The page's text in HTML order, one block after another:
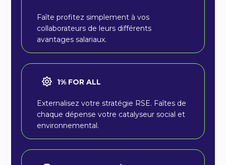
Faîte profitez simplement à vos
collaborateurs de leurs différents
avantages salariaux.
1% FOR ALL
Externalisez votre stratégie RSE. Faîtes de
chaque dépense votre catalyseur social et
environnemental.